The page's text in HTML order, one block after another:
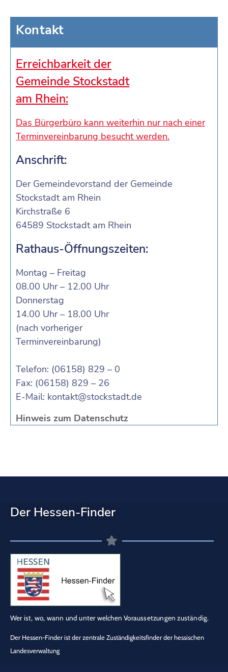
Kontakt
Erreichbarkeit der
Gemeinde Stockstadt
am Rhein:
Das Bürgerbüro kann weiterhin nur nach einer
Terminvereinbarung besucht werden.
Anschrift:
Der Gemeindevorstand der Gemeinde
Stockstadt am Rhein
Kirchstraße 6
64589 Stockstadt am Rhein
Rathaus-Öffnungszeiten:
Montag – Freitag
08.00 Uhr – 12.00 Uhr
Donnerstag
14.00 Uhr – 18.00 Uhr
(nach vorheriger
Terminvereinbarung)
Telefon: (06158) 829 – 0
Fax: (06158) 829 – 26
E-Mail: kontakt@stockstadt.de
Hinweis zum Datenschutz
Der Hessen-Finder
Wer ist, wo, wann und unter welchen Voraussetzungen zuständig.
Der Hessen-Finder ist der zentrale Zuständigkeitsfinder der hessischen
Landesverwaltung